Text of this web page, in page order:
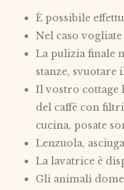
È possibile
Nel caso
La pulizia finale
stanze,
Il vostro cottage
del caffè con
cucina, posate
Lenzuola,
La lavatrice è
Gli animali